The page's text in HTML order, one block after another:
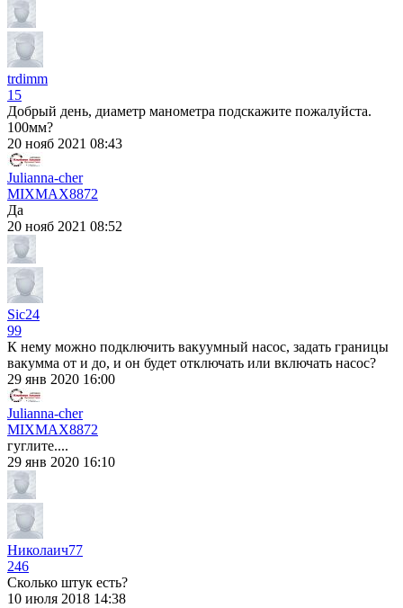
trdimm
15
Добрый день, диаметр манометра подскажите пожалуйста.
100мм?
20 нояб 2021 08:43
Julianna-cher
MIXMAX8872
Да
20 нояб 2021 08:52
Sic24
99
К нему можно подключить вакуумный насос, задать границы
вакумма от и до, и он будет отключать или включать насос?
29 янв 2020 16:00
Julianna-cher
MIXMAX8872
гуглите....
29 янв 2020 16:10
Николаич77
246
Сколько штук есть?
10 июля 2018 14:38